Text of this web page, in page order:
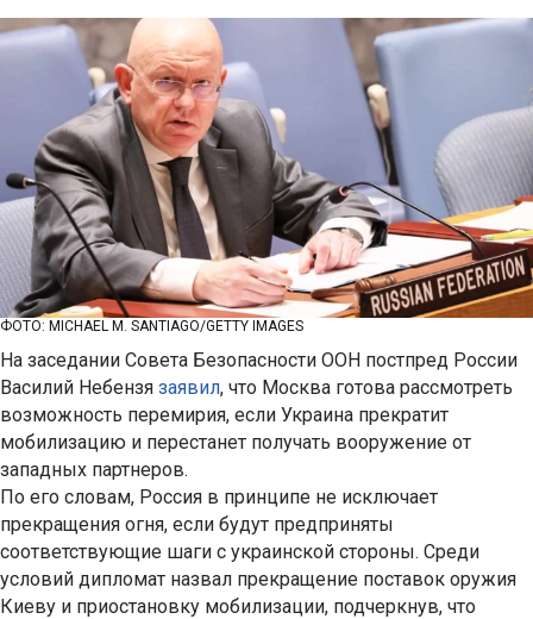
ФОТО: MICHAEL M. SANTIAGO/GETTY IMAGES
На заседании Совета Безопасности ООН постпред России
Василий Небензя заявил, что Москва готова рассмотреть
возможность перемирия, если Украина прекратит
мобилизацию и перестанет получать вооружение от
западных партнеров.
По его словам, Россия в принципе не исключает
прекращения огня, если будут предприняты
соответствующие шаги с украинской стороны. Среди
условий дипломат назвал прекращение поставок оружия
Киеву и приостановку мобилизации, подчеркнув, что